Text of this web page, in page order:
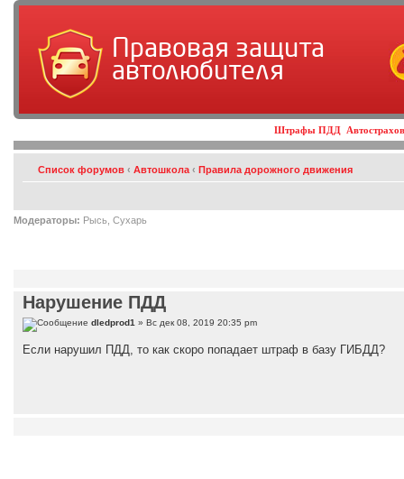
Правовая защита
автолюбителя
Штрафы ПДД
Список форумов ‹ Автошкола ‹ Правила дорожного движения
Модераторы: Рысь, Сухарь
Нарушение ПДД
dledprod1 » Вс дек 08, 2019 20:35 pm
Если нарушил ПДД, то как скоро попадает штраф в базу ГИБДД?